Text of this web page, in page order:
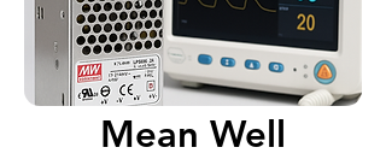
Mean Well